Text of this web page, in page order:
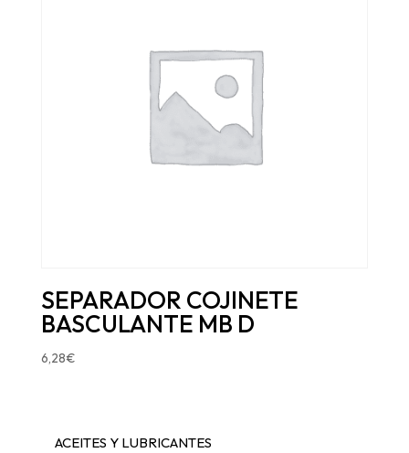
SEPARADOR COJINETE
BASCULANTE MB D
6,28€
ACEITES Y LUBRICANTES